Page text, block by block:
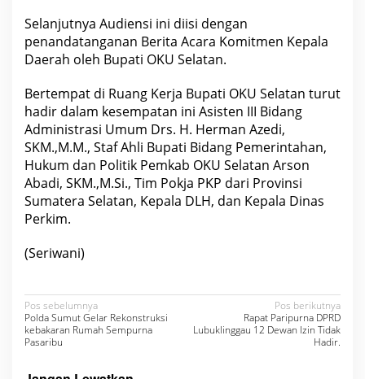
Selanjutnya Audiensi ini diisi dengan
penandatanganan Berita Acara Komitmen Kepala
Daerah oleh Bupati OKU Selatan.
Bertempat di Ruang Kerja Bupati OKU Selatan turut
hadir dalam kesempatan ini Asisten III Bidang
Administrasi Umum Drs. H. Herman Azedi,
SKM.,M.M., Staf Ahli Bupati Bidang Pemerintahan,
Hukum dan Politik Pemkab OKU Selatan Arson
Abadi, SKM.,M.Si., Tim Pokja PKP dari Provinsi
Sumatera Selatan, Kepala DLH, dan Kepala Dinas
Perkim.
(Seriwani)
N
a
v
Pos sebelumnya
Polda Sumut Gelar Rekonstruksi
kebakaran Rumah Sempurna
Pasaribu
Pos berikutnya
Rapat Paripurna DPRD
Lubuklinggau 12 Dewan Izin Tidak
Hadir.